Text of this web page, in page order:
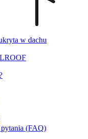
w dachu
pytania (FAQ)